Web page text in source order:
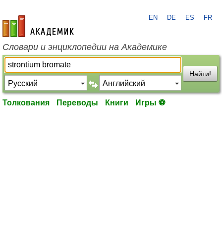
academic.ru
EN DE ES FR
Словари и энциклопедии на Академике
Найти!
Толкования Переводы Книги Игры ⚽